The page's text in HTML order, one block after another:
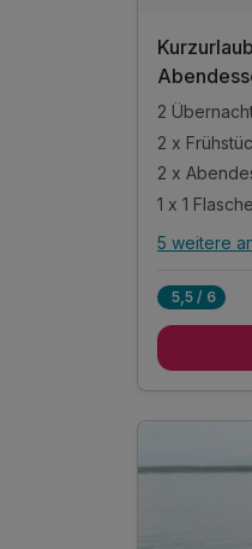
202
2
2 x
1 x 1
Alle
2 x
Start
inkl.
5 weitere
5,5 / 6